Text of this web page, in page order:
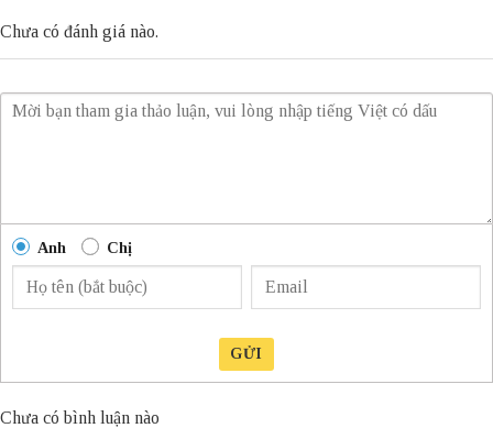
Chưa có đánh giá nào.
Anh Chị
GỬI
Chưa có bình luận nào